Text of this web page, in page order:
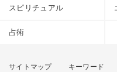
スピリチュアル
占術
サイトマップ キーワード